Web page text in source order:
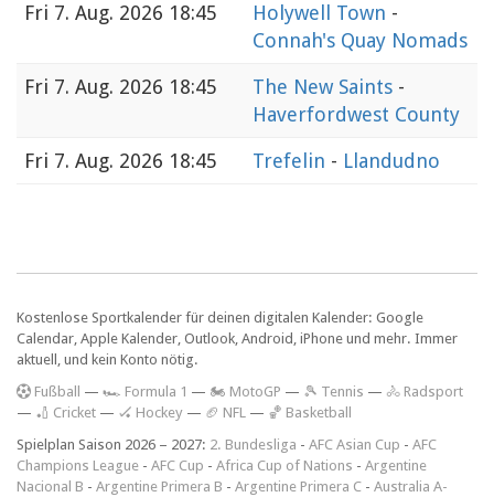
Fri 7. Aug. 2026 18:45 Holywell Town -
Connah's Quay Nomads
Fri 7. Aug. 2026 18:45 The New Saints -
Haverfordwest County
Fri 7. Aug. 2026 18:45 Trefelin - Llandudno
Kostenlose Sportkalender für deinen digitalen Kalender: Google
Calendar, Apple Kalender, Outlook, Android, iPhone und mehr. Immer
aktuell, und kein Konto nötig.
Fußball — 🏎️ Formula 1 — 🏍 MotoGP — 🎾 Tennis — 🚴 Radsport
— 🏏 Cricket — 🏑 Hockey — 🏈 NFL — 🏀 Basketball
Spielplan Saison 2026 – 2027: 2. Bundesliga - AFC Asian Cup - AFC
Champions League - AFC Cup - Africa Cup of Nations - Argentine
Nacional B - Argentine Primera B - Argentine Primera C - Australia A-